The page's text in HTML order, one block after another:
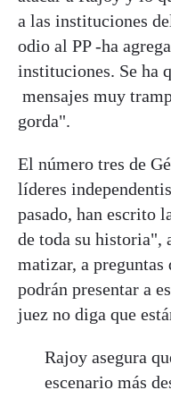
a las instituciones
odio al PP -ha
instituciones. Se ha
mensajes muy
gorda".
El número tres de
líderes
pasado, han escrito
de toda su historia",
matizar, a preguntas
podrán presentar a
juez no diga que
Rajoy asegura
escenario más